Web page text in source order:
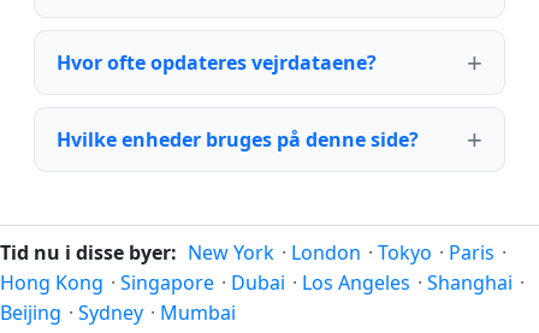
Hvor ofte opdateres vejrdataene?
Hvilke enheder bruges på denne side?
Tid nu i disse byer: New York · London · Tokyo · Paris ·
Hong Kong · Singapore · Dubai · Los Angeles · Shanghai ·
Beijing · Sydney · Mumbai